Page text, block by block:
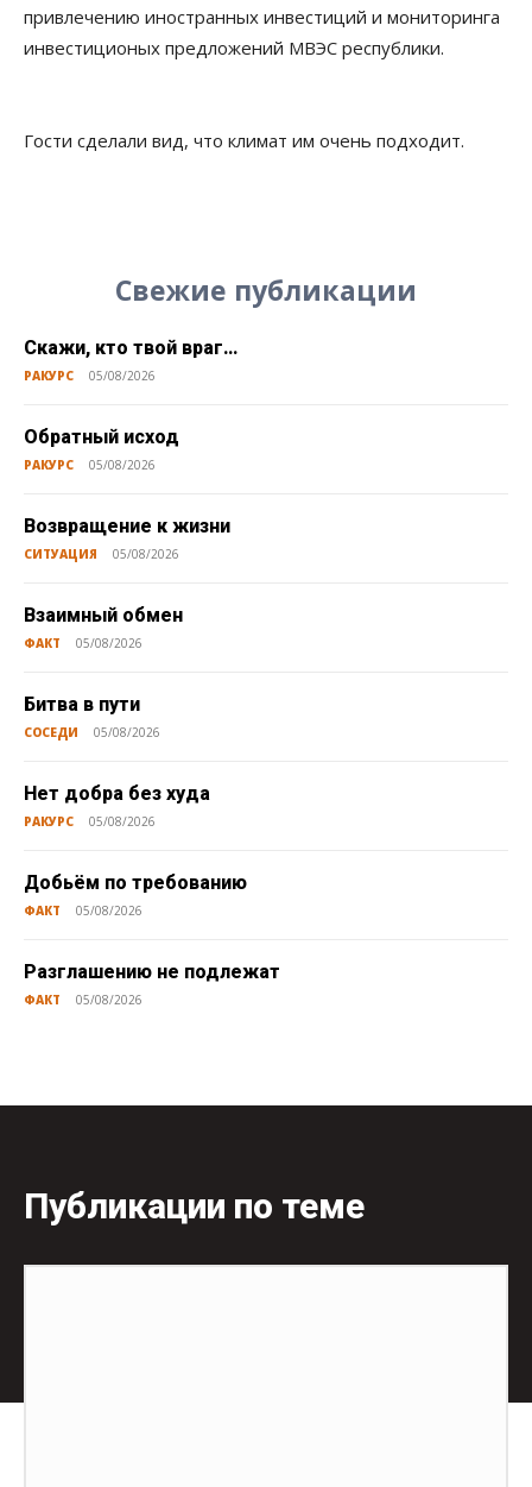
привлечению иностранных инвестиций и мониторинга
инвестиционых предложений МВЭС республики.
Гости сделали вид, что климат им очень подходит.
Свежие публикации
Скажи, кто твой враг…
РАКУРС 05/08/2026
Обратный исход
РАКУРС 05/08/2026
Возвращение к жизни
СИТУАЦИЯ 05/08/2026
Взаимный обмен
ФАКТ 05/08/2026
Битва в пути
СОСЕДИ 05/08/2026
Нет добра без худа
РАКУРС 05/08/2026
Добьём по требованию
ФАКТ 05/08/2026
Разглашению не подлежат
ФАКТ 05/08/2026
Публикации по теме